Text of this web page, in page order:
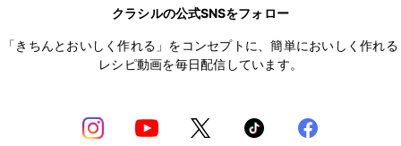
クラシルの公式SNSをフォロー
「きちんとおいしく作れる」をコンセプトに、簡単においしく作れる
レシピ動画を毎日配信しています。